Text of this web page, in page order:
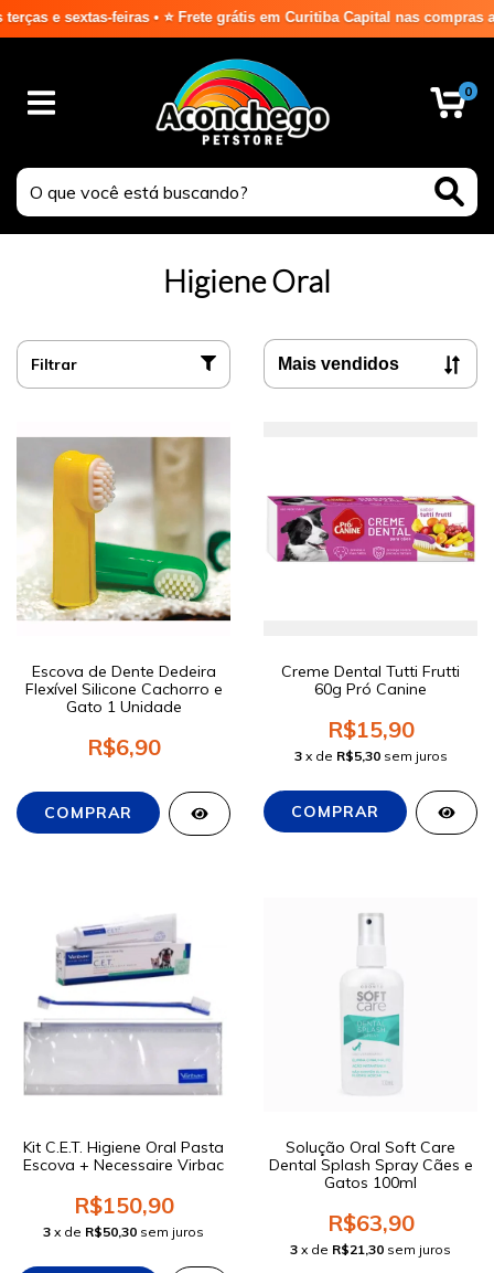
feiras • ⭐ Frete grátis em Curitiba Capital nas compras acima de R$
0
Higiene Oral
Filtrar
Escova de Dente Dedeira
Flexível Silicone Cachorro e
Gato 1 Unidade
R$6,90
Creme Dental Tutti Frutti
60g Pró Canine
R$15,90
3 x de R$5,30 sem juros
Kit C.E.T. Higiene Oral Pasta
Escova + Necessaire Virbac
R$150,90
3 x de R$50,30 sem juros
Solução Oral Soft Care
Dental Splash Spray Cães e
Gatos 100ml
R$63,90
3 x de R$21,30 sem juros